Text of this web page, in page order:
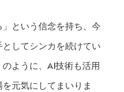
という信念を持ち、今
してシンカを続けてい
ように、AI技術も活用
元気にしてまいりま